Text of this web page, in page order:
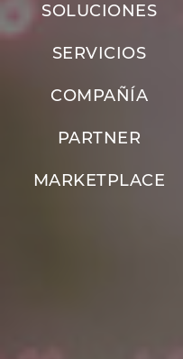
SOLUCIONES
SERVICIOS
COMPAÑÍA
PARTNER
MARKETPLACE